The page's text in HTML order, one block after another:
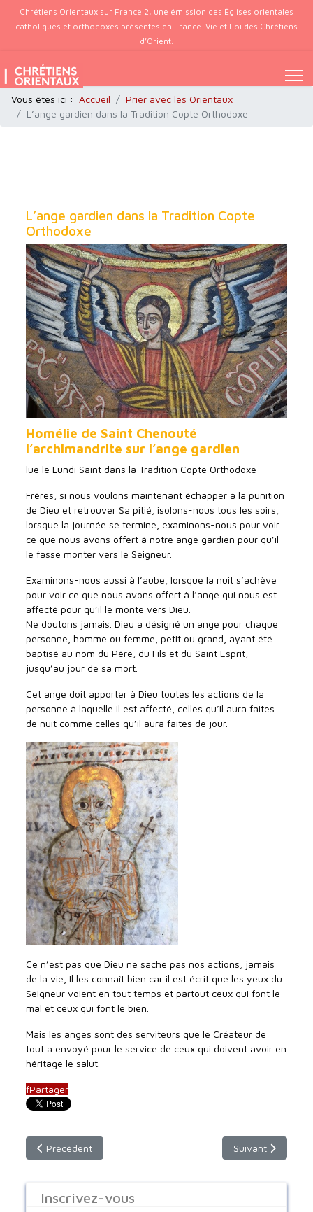
Chrétiens Orientaux sur France 2, une émission des Églises orientales
catholiques et orthodoxes présentes en France. Vie et Foi des Chrétiens
d’Orient.
Vous êtes ici : Accueil
Prier avec les Orientaux
L’ange gardien dans la Tradition Copte Orthodoxe
L’ange gardien dans la Tradition Copte
Orthodoxe
Homélie de Saint Chenouté
l’archimandrite sur l’ange gardien
lue le Lundi Saint dans la Tradition Copte Orthodoxe
Frères, si nous voulons maintenant échapper à la punition
de Dieu et retrouver Sa pitié, isolons-nous tous les soirs,
lorsque la journée se termine, examinons-nous pour voir
ce que nous avons offert à notre ange gardien pour qu’il
le fasse monter vers le Seigneur.
Examinons-nous aussi à l’aube, lorsque la nuit s’achève
pour voir ce que nous avons offert à l’ange qui nous est
affecté pour qu’il le monte vers Dieu.
Ne doutons jamais. Dieu a désigné un ange pour chaque
personne, homme ou femme, petit ou grand, ayant été
baptisé au nom du Père, du Fils et du Saint Esprit,
jusqu’au jour de sa mort.
Cet ange doit apporter à Dieu toutes les actions de la
personne à laquelle il est affecté, celles qu’il aura faites
de nuit comme celles qu’il aura faites de jour.
Ce n’est pas que Dieu ne sache pas nos actions, jamais
de la vie, Il les connaît bien car il est écrit que les yeux du
Seigneur voient en tout temps et partout ceux qui font le
mal et ceux qui font le bien.
Mais les anges sont des serviteurs que le Créateur de
tout a envoyé pour le service de ceux qui doivent avoir en
héritage le salut.
fPartager
Article précédent : La Parole de Dieu par Saint Jacques de
Précédent Article suivant :
Suivant
Inscrivez-vous